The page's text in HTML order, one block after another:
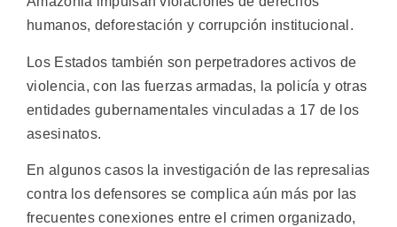
humanos, deforestación y corrupción institucional.
Los Estados también son perpetradores activos de
violencia, con las fuerzas armadas, la policía y otras
entidades gubernamentales vinculadas a 17 de los
asesinatos.
En algunos casos la investigación de las represalias
contra los defensores se complica aún más por las
frecuentes conexiones entre el crimen organizado,